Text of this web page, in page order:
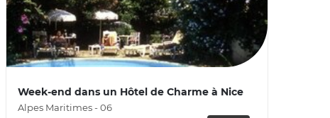
Week-end dans un Hôtel de Charme à Nice
Alpes Maritimes - 06